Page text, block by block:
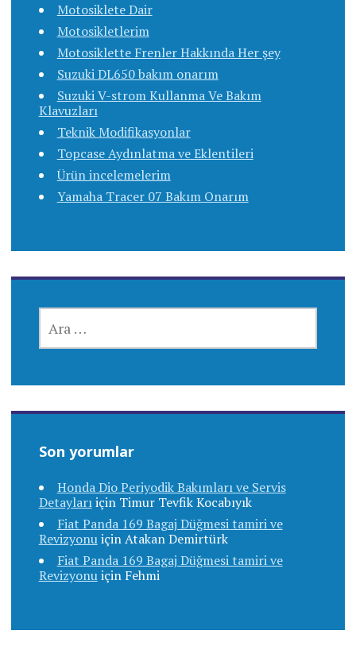
Motosiklete Dair
Motosikletlerim
Motosiklette Frenler Hakkında Her şey
Suzuki DL650 bakım onarım
Suzuki V-strom Kullanma Ve Bakım
Klavuzları
Teknik Modifikasyonlar
Topcase Aydınlatma ve Eklentileri
Ürün incelemelerim
Yamaha Tracer 07 Bakım Onarım
Son yorumlar
Honda Dio Periyodik Bakımları ve Servis
Detaylarıiçin Timur Tevfik Kocabıyık
Fiat Panda 169 Bagaj Düğmesi tamiri ve
RevizyonuiçinAtakan Demirtürk
Fiat Panda 169 Bagaj Düğmesi tamiri ve
Revizyonuiçin Fehmi